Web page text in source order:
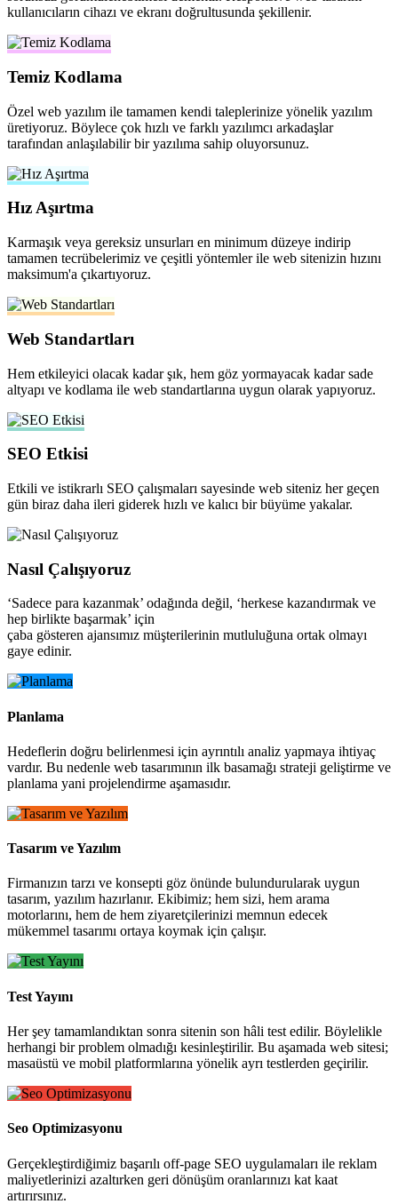
kullanıcıların cihazı ve ekranı doğrultusunda şekillenir.
Temiz Kodlama
Özel web yazılım ile tamamen kendi taleplerinize yönelik yazılım
üretiyoruz. Böylece çok hızlı ve farklı yazılımcı arkadaşlar
tarafından anlaşılabilir bir yazılıma sahip oluyorsunuz.
Hız Aşırtma
Karmaşık veya gereksiz unsurları en minimum düzeye indirip
tamamen tecrübelerimiz ve çeşitli yöntemler ile web sitenizin hızını
maksimum'a çıkartıyoruz.
Web Standartları
Hem etkileyici olacak kadar şık, hem göz yormayacak kadar sade
altyapı ve kodlama ile web standartlarına uygun olarak yapıyoruz.
SEO Etkisi
Etkili ve istikrarlı SEO çalışmaları sayesinde web siteniz her geçen
gün biraz daha ileri giderek hızlı ve kalıcı bir büyüme yakalar.
Nasıl Çalışıyoruz
‘Sadece para kazanmak’ odağında değil, ‘herkese kazandırmak ve
hep birlikte başarmak’ için
çaba gösteren ajansımız müşterilerinin mutluluğuna ortak olmayı
gaye edinir.
Planlama
Hedeflerin doğru belirlenmesi için ayrıntılı analiz yapmaya ihtiyaç
vardır. Bu nedenle web tasarımının ilk basamağı strateji geliştirme ve
planlama yani projelendirme aşamasıdır.
Tasarım ve Yazılım
Firmanızın tarzı ve konsepti göz önünde bulundurularak uygun
tasarım, yazılım hazırlanır. Ekibimiz; hem sizi, hem arama
motorlarını, hem de hem ziyaretçilerinizi memnun edecek
mükemmel tasarımı ortaya koymak için çalışır.
Test Yayını
Her şey tamamlandıktan sonra sitenin son hâli test edilir. Böylelikle
herhangi bir problem olmadığı kesinleştirilir. Bu aşamada web sitesi;
masaüstü ve mobil platformlarına yönelik ayrı testlerden geçirilir.
Seo Optimizasyonu
Gerçekleştirdiğimiz başarılı off-page SEO uygulamaları ile reklam
maliyetlerinizi azaltırken geri dönüşüm oranlarınızı kat kaat
artırırsınız.